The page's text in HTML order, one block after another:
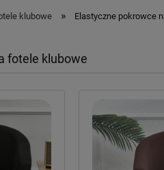
klubowe » Elastyczne pokrowce
fotele klubowe